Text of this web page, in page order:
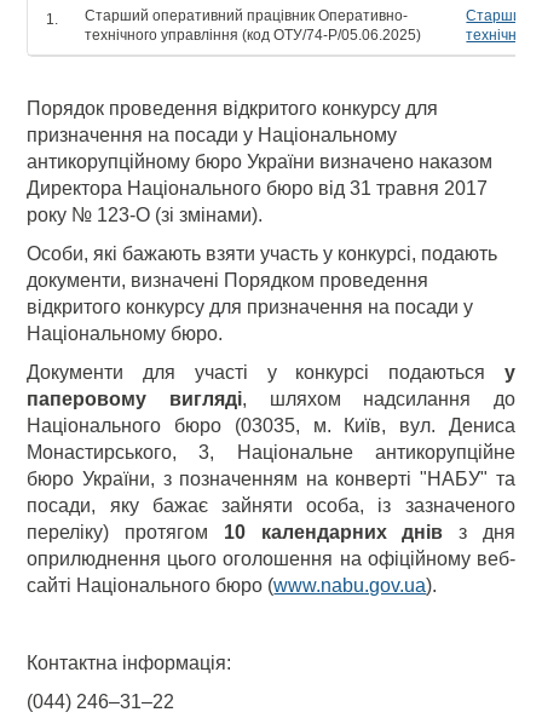
Старший оперативний працівник Оперативно-
технічного управління (код ОТУ/74-Р/05.06.2025)
Старший
Порядок проведення відкритого конкурсу для
призначення на посади у Національному
антикорупційному бюро України визначено наказом
Директора Національного бюро від 31 травня 2017
року № 123-О (зі змінами).
Особи, які бажають взяти участь у конкурсі, подають
документи, визначені Порядком проведення
відкритого конкурсу для призначення на посади у
Національному бюро.
Документи для участі у конкурсі подаються у
паперовому вигляді, шляхом надсилання до
Національного бюро (03035, м. Київ, вул. Дениса
Монастирського, 3, Національне антикорупційне
бюро України, з позначенням на конверті "НАБУ" та
посади, яку бажає зайняти особа, із зазначеного
переліку) протягом 10 календарних днів з дня
оприлюднення цього оголошення на офіційному веб-
сайті Національного бюро (www.nabu.gov.ua).
Контактна інформація:
(044) 246–31–22